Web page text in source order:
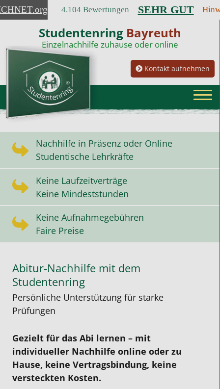
.org 4.104 Bewertungen SEHR GUT
Studentenring Bayreuth
Einzelnachhilfe zuhause oder online
Kontakt aufnehmen
Nachhilfe in Präsenz oder Online
Studentische Lehrkräfte
Keine Laufzeitverträge
Keine Mindeststunden
Keine Aufnahmegebühren
Faire Preise
Abitur-Nachhilfe mit dem
Studentenring
Persönliche Unterstützung für starke
Prüfungen
Gezielt für das Abi lernen – mit
individueller Nachhilfe online oder zu
Hause, keine Vertragsbindung, keine
versteckten Kosten.